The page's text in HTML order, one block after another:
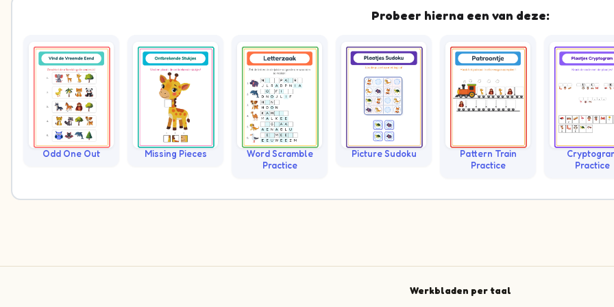
Probeer hierna een van deze:
Odd One Out Missing Pieces
Word Scramble
Practice
Picture Sudoku
Pattern Train
Practice
Practice
Werkbladen per taal